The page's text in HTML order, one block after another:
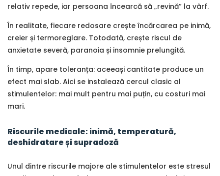
relativ repede, iar persoana încearcă să „revină” la vârf.
În realitate, fiecare redosare crește încărcarea pe inimă,
creier și termoreglare. Totodată, crește riscul de
anxietate severă, paranoia și insomnie prelungită.
În timp, apare toleranța: aceeași cantitate produce un
efect mai slab. Aici se instalează cercul clasic al
stimulentelor: mai mult pentru mai puțin, cu costuri mai
mari.
Riscurile medicale: inimă, temperatură,
deshidratare și supradoză
Unul dintre riscurile majore ale stimulentelor este stresul